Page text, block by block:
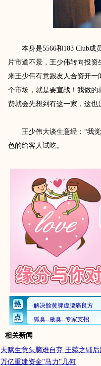
本身是5566和183 Club成
片市道不景，王少伟转向投
来王少伟有意跟友人合资开一
个市场，就是要宣战！我做
费就会先想到有这一家，这也
王少伟大谈生意经：“我觉
色的给客人试吃。
相关新闻
天赋生意头脑难自弃 王菀之铺
万亿重建资金"马力"几何